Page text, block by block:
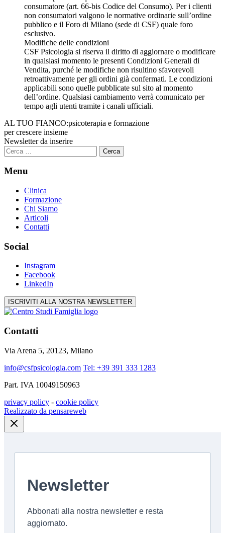
consumatore (art. 66-bis Codice del Consumo). Per i clienti
non consumatori valgono le normative ordinarie sull’ordine
pubblico e il Foro di Milano (sede di CSF) quale foro
esclusivo.
Modifiche delle condizioni
CSF Psicologia si riserva il diritto di aggiornare o modificare
in qualsiasi momento le presenti Condizioni Generali di
Vendita, purché le modifiche non risultino sfavorevoli
retroattivamente per gli ordini già confermati. Le condizioni
applicabili sono quelle pubblicate sul sito al momento
dell’ordine. Qualsiasi cambiamento verrà comunicato per
tempo agli utenti tramite i canali ufficiali.
AL TUO FIANCO:psicoterapia e formazione
per crescere insieme
Newsletter da inserire
Ricerca
per:
Menu
Clinica
Formazione
Chi Siamo
Articoli
Contatti
Social
Instagram
Facebook
LinkedIn
ISCRIVITI ALLA NOSTRA NEWSLETTER
Contatti
Via Arena 5, 20123, Milano
info@csfpsicologia.com Tel: +39 391 333 1283
Part. IVA 10049150963
privacy policy - cookie policy
Realizzato da pensareweb